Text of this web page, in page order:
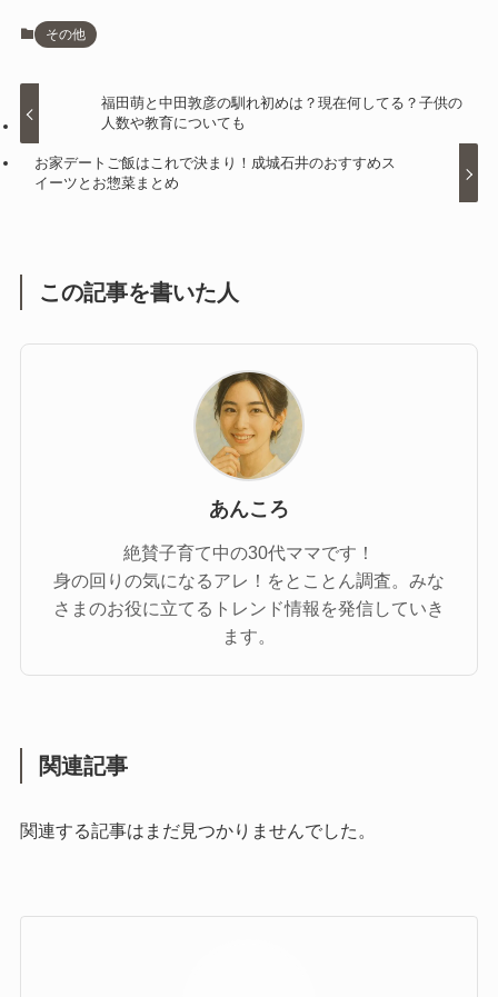
その他
福田萌と中田敦彦の馴れ初めは？現在何してる？子供の
人数や教育についても
お家デートご飯はこれで決まり！成城石井のおすすめス
イーツとお惣菜まとめ
この記事を書いた人
あんころ
絶賛子育て中の30代ママです！
身の回りの気になるアレ！をとことん調査。みな
さまのお役に立てるトレンド情報を発信していき
ます。
関連記事
関連する記事はまだ見つかりませんでした。